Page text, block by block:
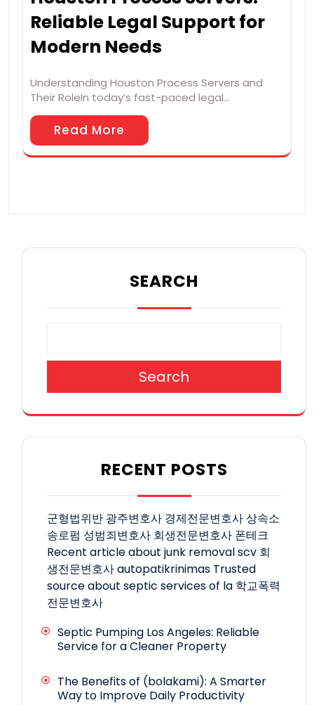
Reliable Legal Support for
Modern Needs
Understanding Houston Process Servers and
Their RoleIn today’s fast-paced legal…
Read More
SEARCH
Search
RECENT POSTS
군형법위반 광주변호사 경제전문변호사상속소
송로펌 성범죄변호사 회생전문변호사 폰테크
Recent article about junk removal scv 회
생전문변호사autopatikrinimas Trusted
source about septic services of la 학교폭력
전문변호사
Septic Pumping Los Angeles: Reliable
Service for a Cleaner Property
The Benefits of (bolakami): A Smarter
Way to Improve Daily Productivity